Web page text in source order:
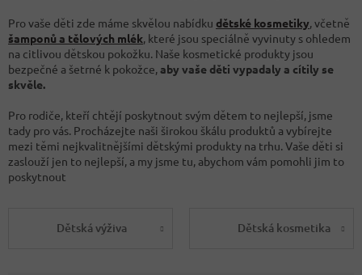
Pro vaše děti zde máme skvělou nabídku dětské kosmetiky, včetně
šamponů a tělových mlék, které jsou speciálně vyvinuty s ohledem
na citlivou dětskou pokožku. Naše kosmetické produkty jsou
bezpečné a šetrné k pokožce,aby vaše děti vypadaly a cítily se
skvěle.
Pro rodiče, kteří chtějí poskytnout svým dětem to nejlepší, jsme
tady pro vás. Procházejte naši širokou škálu produktů a vybírejte
mezi těmi nejkvalitnějšími dětskými produkty na trhu. Vaše děti si
zaslouží jen to nejlepší, a my jsme tu, abychom vám pomohli jim to
poskytnout
Dětská výživa Dětská kosmetika